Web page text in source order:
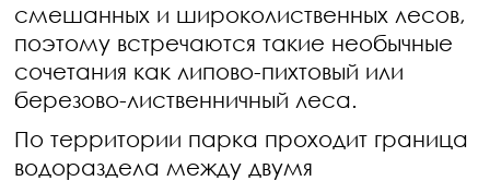
смешанных и широколиственных лесов,
поэтому встречаются такие необычные
сочетания как липово-пихтовый или
березово-лиственничный леса.
По территории парка проходит граница
водораздела между двумя